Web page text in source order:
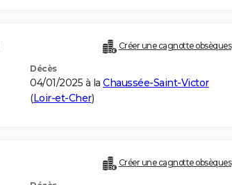
Créer une cagnotte obsèques
Décès
04/01/2025 à la Chaussée-Saint-Victor
(Loir-et-Cher)
Créer une cagnotte obsèques